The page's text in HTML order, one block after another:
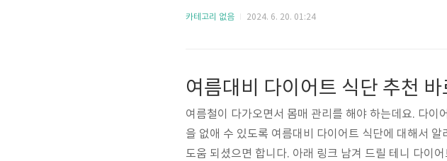
를 통해 원하시는 샌들 고르시는데 도움이 되시도록 아
이지 바로가기 👆🏼 다이어..
카테고리 없음 2024. 6. 20. 01:24
여름대비 다이어트 식단 추천 바
여름철이 다가오면서 몸매 관리를 해야 하는데요. 다이
을 없애 수 있도록 여름대비 다이어트 식단에 대해서 알
도움 되셨으면 합니다. 아래 링크 남겨 드릴 테니 다이